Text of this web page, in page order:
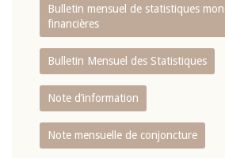
Bulletin mensuel de statistiques
financières
Bulletin Mensuel des Statistiques
Note d’information
Note mensuelle de conjoncture